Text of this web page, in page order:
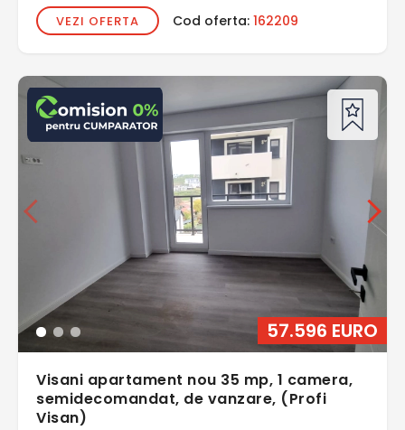
VEZI OFERTA
Cod oferta: 162209
57.596 EURO
Visani apartament nou 35 mp, 1 camera,
semidecomandat, de vanzare, (Profi
Visan)